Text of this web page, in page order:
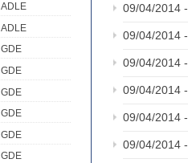
ADLE
ADLE
GDE
GDE
GDE
GDE
GDE
GDE
09/04/2014 -
09/04/2014 -
09/04/2014 -
09/04/2014 -
09/04/2014 -
09/04/2014 -